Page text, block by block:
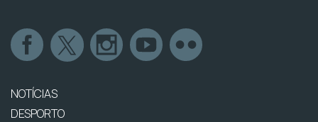
NOTÍCIAS
DESPORTO